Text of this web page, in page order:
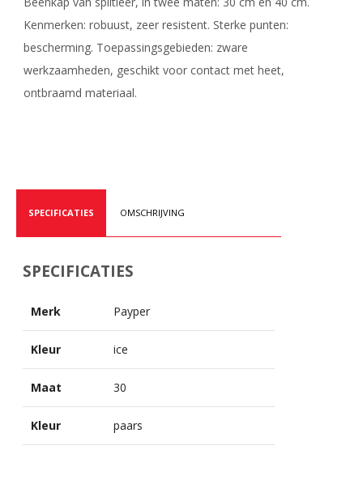
Kenmerken: robuust, zeer resistent. Sterke punten:
bescherming. Toepassingsgebieden: zware
werkzaamheden, geschikt voor contact met heet,
ontbraamd materiaal.
SPECIFICATIES OMSCHRIJVING
SPECIFICATIES
Merk Payper
Kleur ice
Maat 30
Kleur paars